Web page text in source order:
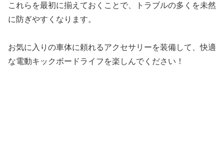
これらを最初に揃えておくことで、トラブルの多くを未然
に防ぎやすくなります。
お気に入りの車体に頼れるアクセサリーを装備して、快適
な電動キックボードライフを楽しんでください！